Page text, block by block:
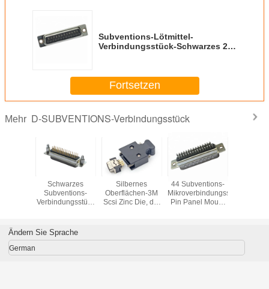
Subventions-Lötmittel-
Verbindungsstück-Schwarzes 26
Fortsetzen
Mehr D-SUBVENTIONS-Verbindungsstück
Schwarzes
Subventions-
Verbindungsstück
HDP drei Reihe
DB-Titel-Sockel-D
Silbernes
Oberflächen-3M
Scsi Zinc Die, der
wirft
44 Subventions-
Mikroverbindungsstück
Pin Panel Mount
Ändern Sie Sprache
German